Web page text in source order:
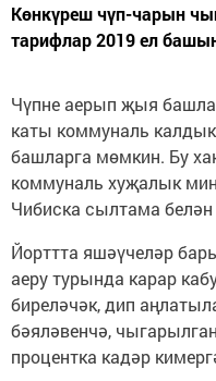
Көнкүреш чүп-чарын
тарифлар 2019 ел
Чүпне аерып җыя
каты коммуналь
башларга мөмкин. Бу
коммуналь хуҗалык
Чибиска сылтама белән
Йорттта яшәүчеләр
аеру турында карар
биреләчәк, дип
бәяләвенчә,
процентка кадәр